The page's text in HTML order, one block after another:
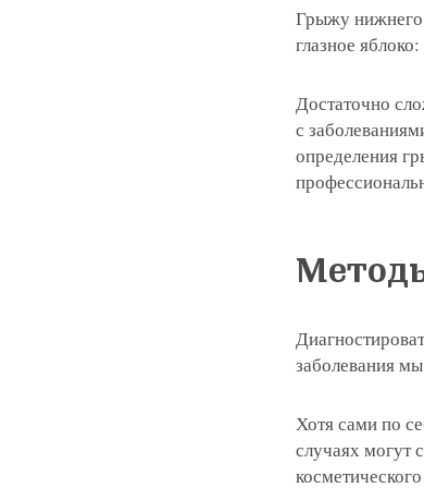
Грыжу нижнего
глазное
Достаточно
с
определения
заболевания
Хотя сами по
случаях могут
Нажимая на кнопку